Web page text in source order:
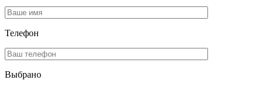
Телефон
Выбрано